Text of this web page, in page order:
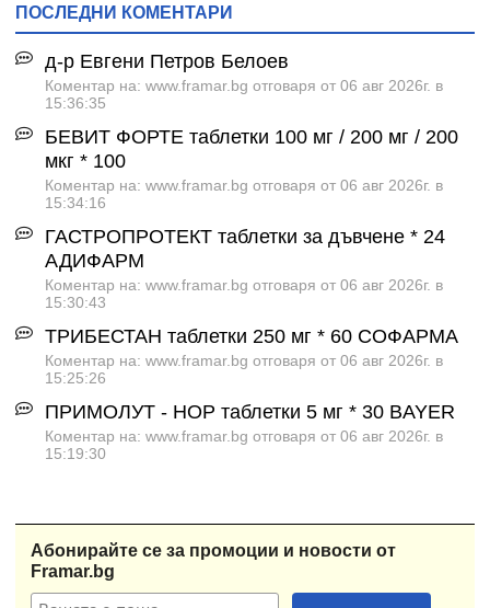
ПОСЛЕДНИ КОМЕНТАРИ
д-р Евгени Петров Белоев
Коментар на: www.framar.bg отговаря от 06 авг 2026г. в
15:36:35
БЕВИТ ФОРТЕ таблетки 100 мг / 200 мг / 200
мкг * 100
Коментар на: www.framar.bg отговаря от 06 авг 2026г. в
15:34:16
ГАСТРОПРОТЕКТ таблетки за дъвчене * 24
АДИФАРМ
Коментар на: www.framar.bg отговаря от 06 авг 2026г. в
15:30:43
ТРИБЕСТАН таблетки 250 мг * 60 СОФАРМА
Коментар на: www.framar.bg отговаря от 06 авг 2026г. в
15:25:26
ПРИМОЛУТ - НОР таблетки 5 мг * 30 BAYER
Коментар на: www.framar.bg отговаря от 06 авг 2026г. в
15:19:30
Абонирайте се за промоции и новости от
Framar.bg